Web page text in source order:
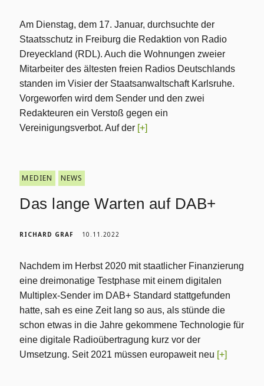
Am Dienstag, dem 17. Januar, durchsuchte der
Staatsschutz in Freiburg die Redaktion von Radio
Dreyeckland (RDL). Auch die Wohnungen zweier
Mitarbeiter des ältesten freien Radios Deutschlands
standen im Visier der Staatsanwaltschaft Karlsruhe.
Vorgeworfen wird dem Sender und den zwei
Redakteuren ein Verstoß gegen ein
Vereinigungsverbot. Auf der [+]
MEDIEN NEWS
Das lange Warten auf DAB+
RICHARD GRAF 10.11.2022
Nachdem im Herbst 2020 mit staatlicher Finanzierung
eine dreimonatige Testphase mit einem digitalen
Multiplex-Sender im DAB+ Standard stattgefunden
hatte, sah es eine Zeit lang so aus, als stünde die
schon etwas in die Jahre gekommene Technologie für
eine digitale Radioübertragung kurz vor der
Umsetzung. Seit 2021 müssen europaweit neu [+]